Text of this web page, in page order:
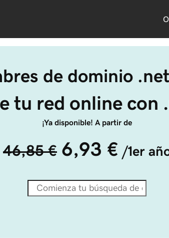
de dominio
tu red online con
¡Ya disponible! A partir de
46,85 € 6,93 € /1er